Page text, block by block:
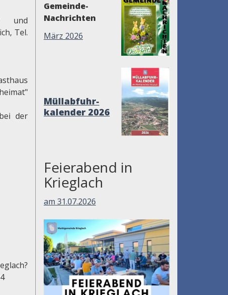
und
Tel.
der
Gemeinde-
Nachrichten
März 2026
Müllabfuhr-
kalender 2026
Feierabend in
Krieglach
am 31.07.2026